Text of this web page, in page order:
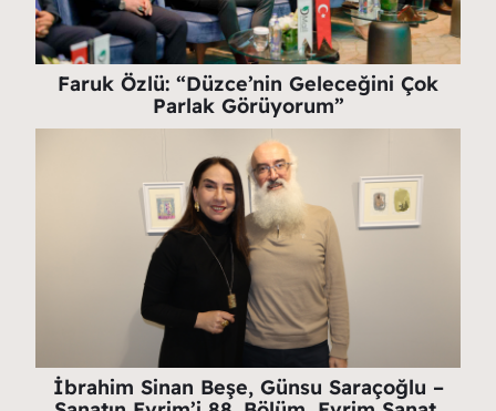
Faruk Özlü: “Düzce’nin Geleceğini Çok
Parlak Görüyorum”
İbrahim Sinan Beşe, Günsu Saraçoğlu –